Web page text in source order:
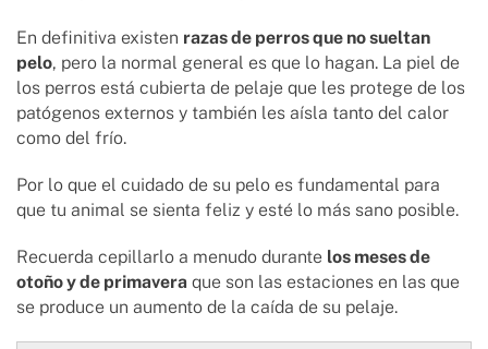
En definitiva existen razas de perros que no sueltan
pelo, pero la normal general es que lo hagan. La piel de
los perros está cubierta de pelaje que les protege de los
patógenos externos y también les aísla tanto del calor
como del frío.
Por lo que el cuidado de su pelo es fundamental para
que tu animal se sienta feliz y esté lo más sano posible.
Recuerda cepillarlo a menudo durante los meses de
otoño y de primavera que son las estaciones en las que
se produce un aumento de la caída de su pelaje.